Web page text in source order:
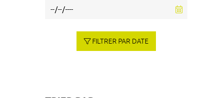
FILTRER PAR DATE